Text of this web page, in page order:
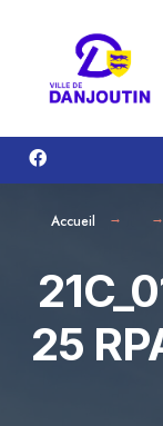
contenu
Accueil
25
for: